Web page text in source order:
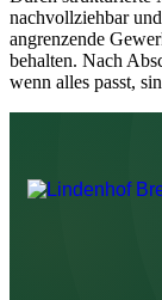
nachvollziehbar
angrenzende
behalten. Nach
wenn alles passt,